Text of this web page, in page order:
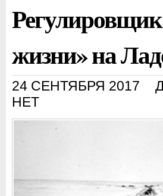
жизни» на
24 СЕНТЯБРЯ 2017
НЕТ